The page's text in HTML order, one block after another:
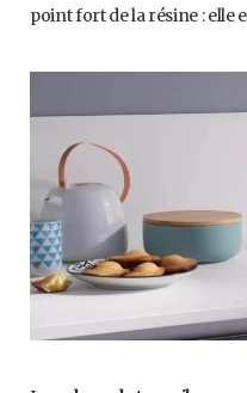
point fort de la résine : elle